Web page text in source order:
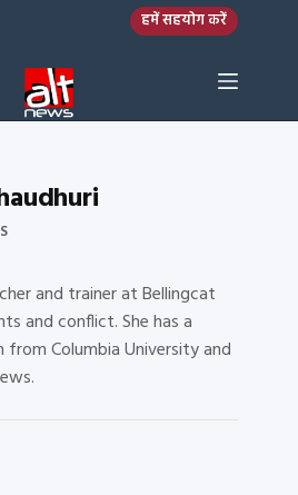
हमें सहयोग करें
and trainer at Bellingcat
and conflict. She has a
from Columbia University and